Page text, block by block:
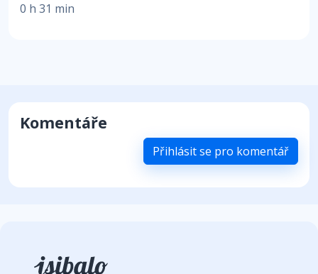
0 h 31 min
Komentáře
Přihlásit se pro komentář